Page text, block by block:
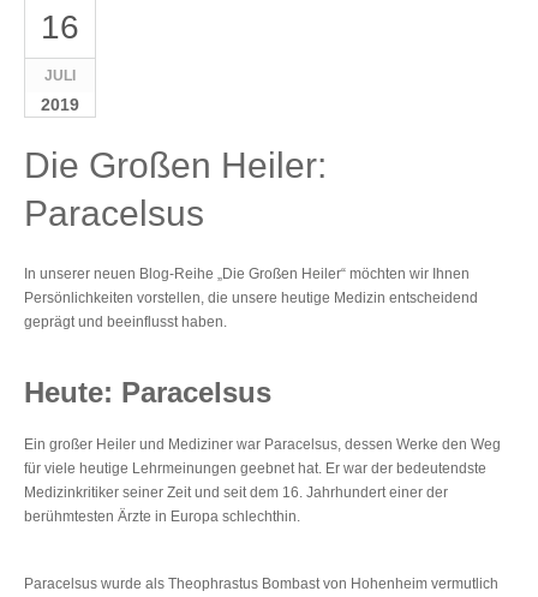
16
JULI
2019
Die Großen Heiler:
Paracelsus
In unserer neuen Blog-Reihe „Die Großen Heiler“ möchten wir Ihnen
Persönlichkeiten vorstellen, die unsere heutige Medizin entscheidend
geprägt und beeinflusst haben.
Heute: Paracelsus
Ein großer Heiler und Mediziner war Paracelsus, dessen Werke den Weg
für viele heutige Lehrmeinungen geebnet hat. Er war der bedeutendste
Medizinkritiker seiner Zeit und seit dem 16. Jahrhundert einer der
berühmtesten Ärzte in Europa schlechthin.
Paracelsus wurde als Theophrastus Bombast von Hohenheim vermutlich